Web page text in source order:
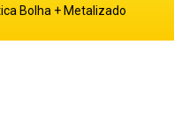
Bolha + Metalizado